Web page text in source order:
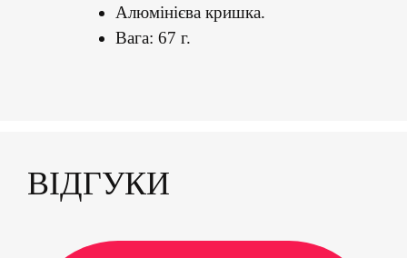
Алюмінієва кришка.
Вага: 67 г.
ВІДГУКИ